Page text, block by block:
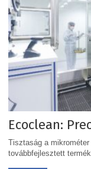
Ecoclean:
Tisztaság a
továbbfejlesztett